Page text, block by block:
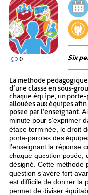
0 Six
La méthode pédagogique
d’une classe en sous-
chaque équipe, un
allouées aux équipes
posée par l’enseignant.
minute pour s’exprimer
étape terminée, le droit
porte-paroles des
l’enseignant la réponse
chaque question posée,
désigné. Cette méthode
question s’avère fort
est difficile de donner la
permet de diviser